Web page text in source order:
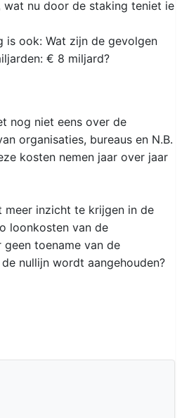
wat nu door de staking teniet ie
is ook: Wat zijn de gevolgen
€ 8 miljard?
nog niet eens over de
organisaties, bureaus en N.B.
kosten nemen jaar over jaar
meer inzicht te krijgen in de
loonkosten van de
geen toename van de
nullijn wordt aangehouden?